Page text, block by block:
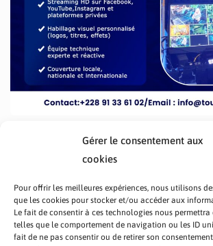
Gérer le consentement aux
cookies
Pour offrir les meilleures expériences, nous utilisons
que les cookies pour stocker et/ou accéder aux
Le fait de consentir à ces technologies nous permettra
telles que le comportement de navigation ou les ID
fait de ne pas consentir ou de retirer son